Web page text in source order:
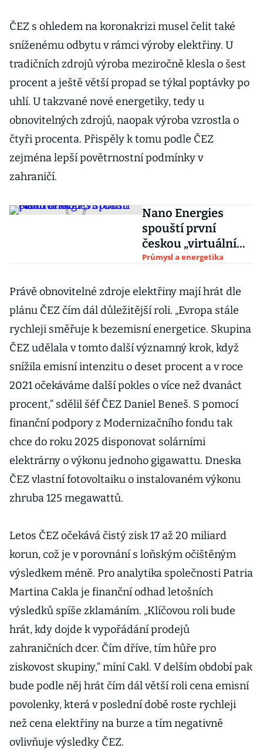
ČEZ s ohledem na koronakrizi musel čelit také
sníženému odbytu v rámci výroby elektřiny. U
tradičních zdrojů výroba meziročně klesla o šest
procent a ještě větší propad se týkal poptávky po
uhlí. U takzvané nové energetiky, tedy u
obnovitelných zdrojů, naopak výroba vzrostla o
čtyři procenta. Přispěly k tomu podle ČEZ
zejména lepší povětrnostní podmínky v
zahraničí.
Nano Energies
spouští první
českou „virtuální
elektrárnu“
Průmysl a energetika
Právě obnovitelné zdroje elektřiny mají hrát dle
plánu ČEZ čím dál důležitější roli. „Evropa stále
rychleji směřuje k bezemisní energetice. Skupina
ČEZ udělala v tomto další významný krok, když
snížila emisní intenzitu o deset procent a v roce
2021 očekáváme další pokles o více než dvanáct
procent,“ sdělil šéf ČEZ Daniel Beneš. S pomocí
finanční podpory z Modernizačního fondu tak
chce do roku 2025 disponovat solárními
elektrárny o výkonu jednoho gigawattu. Dneska
ČEZ vlastní fotovoltaiku o instalovaném výkonu
zhruba 125 megawattů.
Letos ČEZ očekává čistý zisk 17 až 20 miliard
korun, což je v porovnání s loňským očištěným
výsledkem méně. Pro analytika společnosti Patria
Martina Cakla je finanční odhad letošních
výsledků spíše zklamáním. „Klíčovou roli bude
hrát, kdy dojde k vypořádání prodejů
zahraničních dcer. Čím dříve, tím hůře pro
ziskovost skupiny,“ míní Cakl. V delším období pak
bude podle něj hrát čím dál větší roli cena emisní
povolenky, která v poslední době roste rychleji
než cena elektřiny na burze a tím negativně
ovlivňuje výsledky ČEZ.